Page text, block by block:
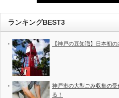
ランキングBEST3
【神戸の豆知識】日本初
神戸市の大型ごみ収集の
る！